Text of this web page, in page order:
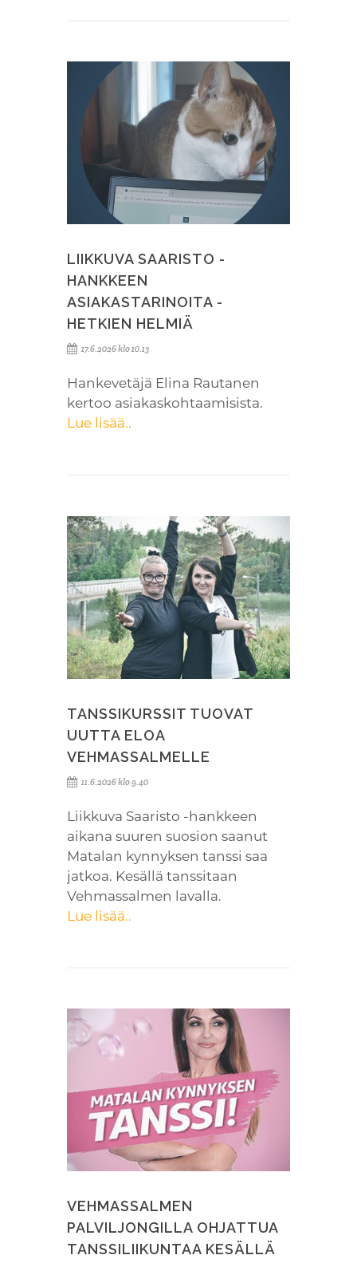
LIIKKUVA SAARISTO -
HANKKEEN
ASIAKASTARINOITA -
HETKIEN HELMIÄ
17.6.2026 klo 10.13
Hankevetäjä Elina Rautanen
kertoo asiakaskohtaamisista.
Lue lisää..
TANSSIKURSSIT TUOVAT
UUTTA ELOA
VEHMASSALMELLE
11.6.2026 klo 9.40
Liikkuva Saaristo -hankkeen
aikana suuren suosion saanut
Matalan kynnyksen tanssi saa
jatkoa. Kesällä tanssitaan
Vehmassalmen lavalla.
Lue lisää..
VEHMASSALMEN
PALVILJONGILLA OHJATTUA
TANSSILIIKUNTAA KESÄLLÄ